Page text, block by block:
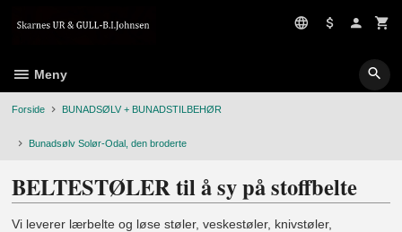
Meny
Forside BUNADSØLV + BUNADSTILBEHØR
Bunadsølv Solør-Odal, den broderte
BELTESTØLER til å sy på stoffbelte
Vi leverer lærbelte og løse støler, veskestøler, knivstøler,